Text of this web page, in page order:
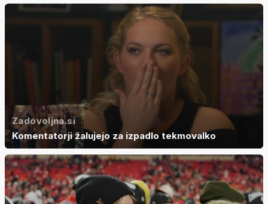
Zadovoljna.si
Komentatorji žalujejo za izpadlo tekmovalko